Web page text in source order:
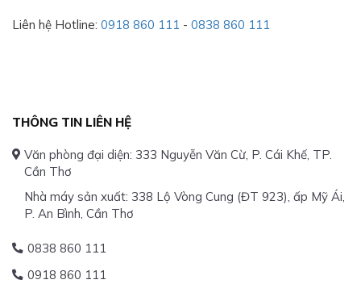
Liên hệ Hotline: 0918 860 111 - 0838 860 111
THÔNG TIN LIÊN HỆ
Văn phòng đại diện: 333 Nguyễn Văn Cừ, P. Cái Khế, TP.
Cần Thơ
Nhà máy sản xuất: 338 Lộ Vòng Cung (ĐT 923), ấp Mỹ Ái,
P. An Bình, Cần Thơ
0838 860 111
0918 860 111